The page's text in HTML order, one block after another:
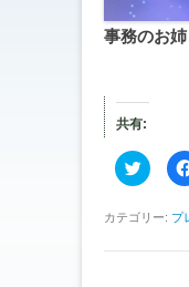
事務のお
共有:
ク
リ
し
w
カテゴリー: プ